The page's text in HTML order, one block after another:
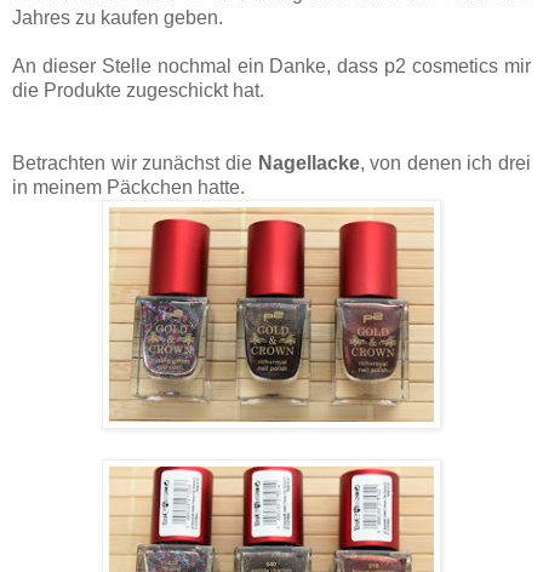
Jahres zu kaufen geben.
An dieser Stelle nochmal ein Danke, dass p2 cosmetics mir
die Produkte zugeschickt hat.
Betrachten wir zunächst die Nagellacke, von denen ich drei
in meinem Päckchen hatte.